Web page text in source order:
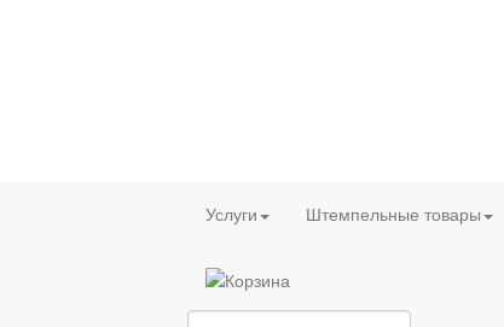
Услуги Штемпельные товары